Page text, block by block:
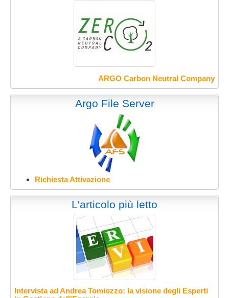
ARGO Carbon Neutral Company
Argo File Server
Richiesta Attivazione
L'articolo più letto
Intervista ad Andrea Tomiozzo: la visione degli Esperti